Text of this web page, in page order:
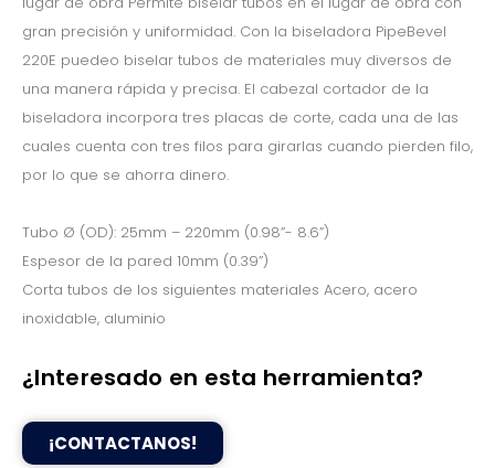
gran precisión y uniformidad. Con la biseladora PipeBevel
220E puedeo biselar tubos de materiales muy diversos de
una manera rápida y precisa. El cabezal cortador de la
biseladora incorpora tres placas de corte, cada una de las
cuales cuenta con tres filos para girarlas cuando pierden filo,
por lo que se ahorra dinero.
Tubo Ø (OD): 25mm – 220mm (0.98”- 8.6”)
Espesor de la pared 10mm (0.39”)
Corta tubos de los siguientes materiales Acero, acero
inoxidable, aluminio
¿Interesado en esta herramienta?
¡CONTACTANOS!